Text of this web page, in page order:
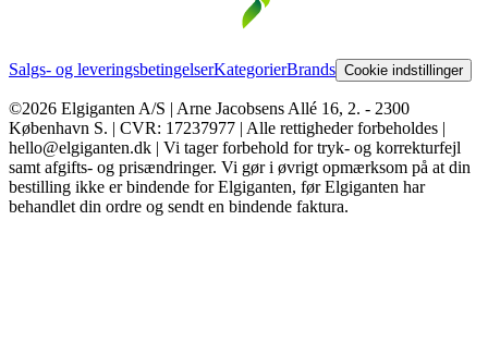
Salgs- og leveringsbetingelserKategorierBrands Cookie indstillinger
©2026 Elgiganten A/S | Arne Jacobsens Allé 16, 2. - 2300
København S. | CVR: 17237977 | Alle rettigheder forbeholdes |
hello@elgiganten.dk | Vi tager forbehold for tryk- og korrekturfejl
samt afgifts- og prisændringer. Vi gør i øvrigt opmærksom på at din
bestilling ikke er bindende for Elgiganten, før Elgiganten har
behandlet din ordre og sendt en bindende faktura.